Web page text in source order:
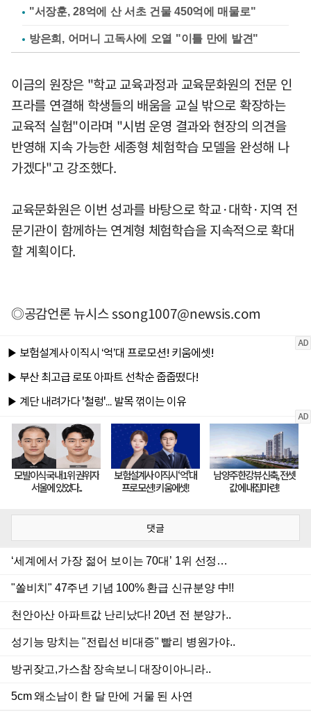
"서장훈, 28억에 산 서초 건물 450억에 매물로"
방은희, 어머니 고독사에 오열 "이틀 만에 발견"
이금의 원장은 "학교 교육과정과 교육문화원의 전문 인
프라를 연결해 학생들의 배움을 교실 밖으로 확장하는
교육적 실험"이라며 "시범 운영 결과와 현장의 의견을
반영해 지속 가능한 세종형 체험학습 모델을 완성해 나
가겠다"고 강조했다.
교육문화원은 이번 성과를 바탕으로 학교·대학·지역 전
문기관이 함께하는 연계형 체험학습을 지속적으로 확대
할 계획이다.
◎공감언론 뉴시스ssong1007@newsis.com
댓글